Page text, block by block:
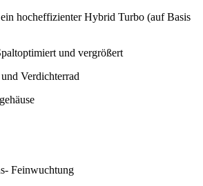
hocheffizienter Hybrid Turbo (auf Basis
und vergrößert
Verdichterrad
Feinwuchtung